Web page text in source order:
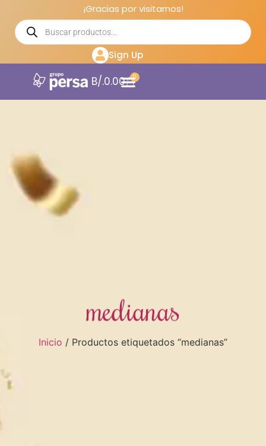
¡Gracias por visitarnos!
Sign Up
B/.0.00 0
medianas
Inicio / Productos etiquetados “medianas”